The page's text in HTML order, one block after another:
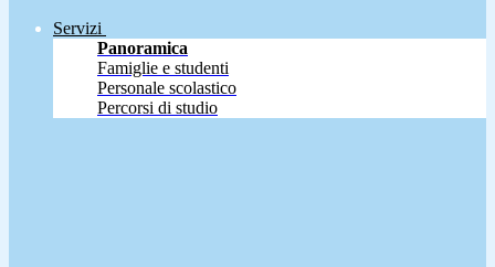
Servizi
Panoramica
Famiglie e studenti
Personale scolastico
Percorsi di studio